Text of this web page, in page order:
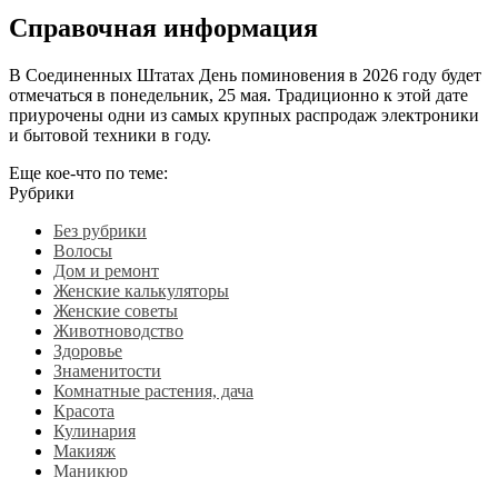
Справочная информация
В Соединенных Штатах День поминовения в 2026 году будет
отмечаться в понедельник, 25 мая. Традиционно к этой дате
приурочены одни из самых крупных распродаж электроники
и бытовой техники в году.
Еще кое-что по теме:
Рубрики
Без рубрики
Волосы
Дом и ремонт
Женские калькуляторы
Женские советы
Животноводство
Здоровье
Знаменитости
Комнатные растения, дача
Красота
Кулинария
Макияж
Маникюр